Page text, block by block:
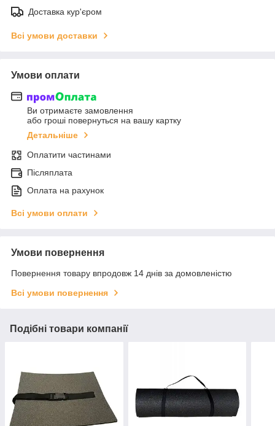
Доставка кур'єром
Всі умови доставки
Умови оплати
Ви отримаєте замовлення
або гроші повернуться на вашу картку
Детальніше
Оплатити частинами
Післяплата
Оплата на рахунок
Всі умови оплати
Умови повернення
Повернення товару впродовж 14 днів за домовленістю
Всі умови повернення
Подібні товари компанії